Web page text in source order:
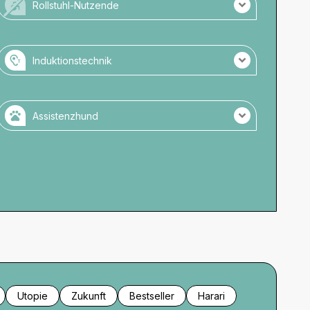
Rollstuhl-Nutzende
Keine Parkmöglichkeiten direkt am Veranstaltungsort.
Induktionstechnik
Keine Anmeldung notwendig.
Assistenzhund
Utopie Zukunft Bestseller Harari